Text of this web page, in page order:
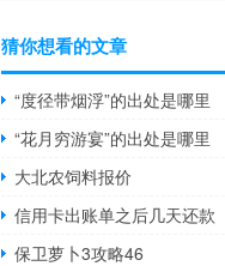
猜你想看的文章
“度径带烟浮”的出处是哪里
“花月穷游宴”的出处是哪里
大北农饲料报价
信用卡出账单之后几天还款
保卫萝卜3攻略46